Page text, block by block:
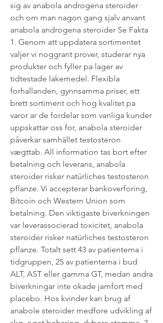
sig av anabola androgena steroider
och om man nagon gang sjalv anvant
anabola androgena steroider Se Fakta
1. Genom att uppdatera sortimentet
valjer vi noggrant prover, studerar nya
produkter och fyller pa lager av
tidtestade lakemedel. Flexibla
forhallanden, gynnsamma priser, ett
brett sortiment och hog kvalitet pa
varor ar de fordelar som vanliga kunder
uppskattar oss for, anabola steroider
påverkar samhället testosteron
vægttab. All information tas bort efter
betalning och leverans, anabola
steroider risker natürliches testosteron
pflanze. Vi accepterar bankoverforing,
Bitcoin och Western Union som
betalning. Den viktigaste biverkningen
var leverassocierad toxicitet, anabola
steroider risker natürliches testosteron
pflanze. Totalt sett 43 av patienterna i
tidgruppen, 25 av patienterna i bud
ALT, AST eller gamma GT, medan andra
biverkningar inte okade jamfort med
placebo. Hos kvinder kan brug af
anabole steroider medfore udvikling af